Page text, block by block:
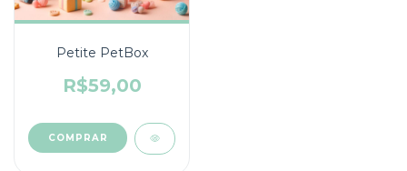
Petite PetBox
R$59,00